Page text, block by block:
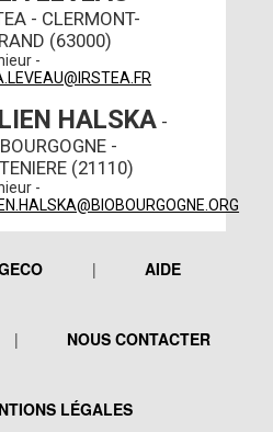
- CLERMONT-
(63000)
-
HALSKA -
-
(21110)
-
AIDE
NOUS CONTACTER
LÉGALES